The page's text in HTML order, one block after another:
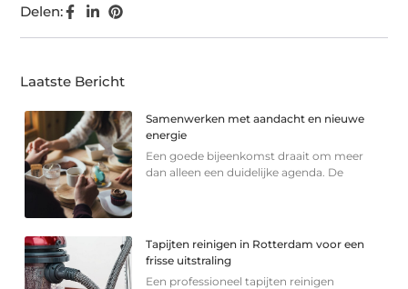
Delen:
Laatste Bericht
Samenwerken met aandacht en nieuwe
energie
Een goede bijeenkomst draait om meer
dan alleen een duidelijke agenda. De
Tapijten reinigen in Rotterdam voor een
frisse uitstraling
Een professioneel tapijten reinigen